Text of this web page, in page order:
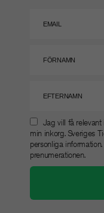
Jag vill få
min inkorg. Sveriges
personliga
prenumerationen.